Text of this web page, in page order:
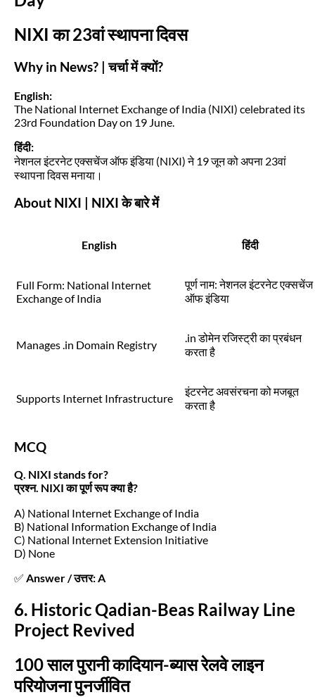
NIXI का 23वां स्थापना दिवस
Why in News? | चर्चा में क्यों?
English:
The National Internet Exchange of India (NIXI) celebrated its
23rd Foundation Day on 19 June.
हिंदी:
नेशनल इंटरनेट एक्सचेंज ऑफ इंडिया (NIXI) ने 19 जून को अपना 23वां
स्थापना दिवस मनाया।
About NIXI | NIXI के बारे में
English हिंदी
Full Form: National Internet
Exchange of India
पूर्ण नाम: नेशनल इंटरनेट एक्सचेंज
ऑफ इंडिया
Manages .in Domain Registry
.in डोमेन रजिस्ट्री का प्रबंधन
करता है
Supports Internet Infrastructure
इंटरनेट अवसंरचना को मजबूत
करता है
MCQ
Q. NIXI stands for?
प्रश्न. NIXI का पूर्ण रूप क्या है?
A) National Internet Exchange of India
B) National Information Exchange of India
C) National Internet Extension Initiative
D) None
✅ Answer / उत्तर: A
6. Historic Qadian-Beas Railway Line
Project Revived
100 साल पुरानी कादियान-ब्यास रेलवे लाइन
परियोजना पुनर्जीवित